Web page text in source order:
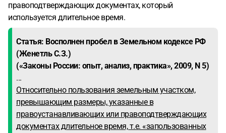
правоподтверждающих документах, который
используется длительное время.
Статья: Восполнен пробел в Земельном кодексе РФ
(Женетль С.З.)
(«Законы России: опыт, анализ, практика», 2009, N 5)
...
Относительно пользования земельным участком,
превышающим размеры, указанные в
правоустанавливающих или правоподтверждающих
документах длительное время, т.е. «запользованных